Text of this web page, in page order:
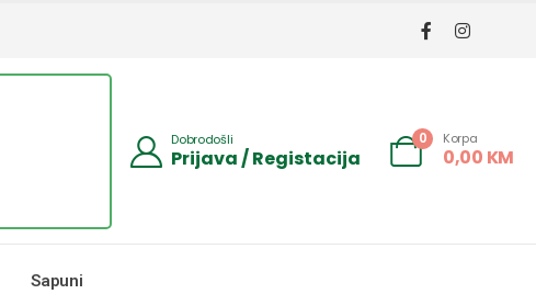
Dobrodošli
Prijava / Registacija
0 Korpa
0,00 KM
Sapuni